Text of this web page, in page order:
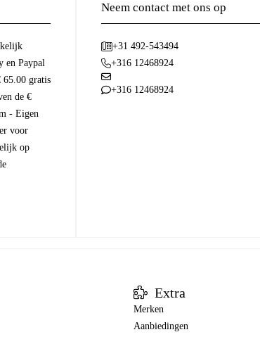
en Paypal
65.00 gratis
de €
- Eigen
voor
op
Neem contact met ons op
+31 492-543494
+316 12468924
+316 12468924
Extra
Merken
Aanbiedingen